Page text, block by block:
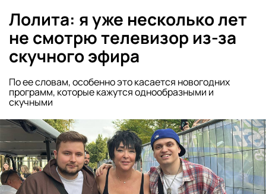
Лолита: я уже несколько лет
не смотрю телевизор из-за
скучного эфира
По ее словам, особенно это касается новогодних
программ, которые кажутся однообразными и
скучными